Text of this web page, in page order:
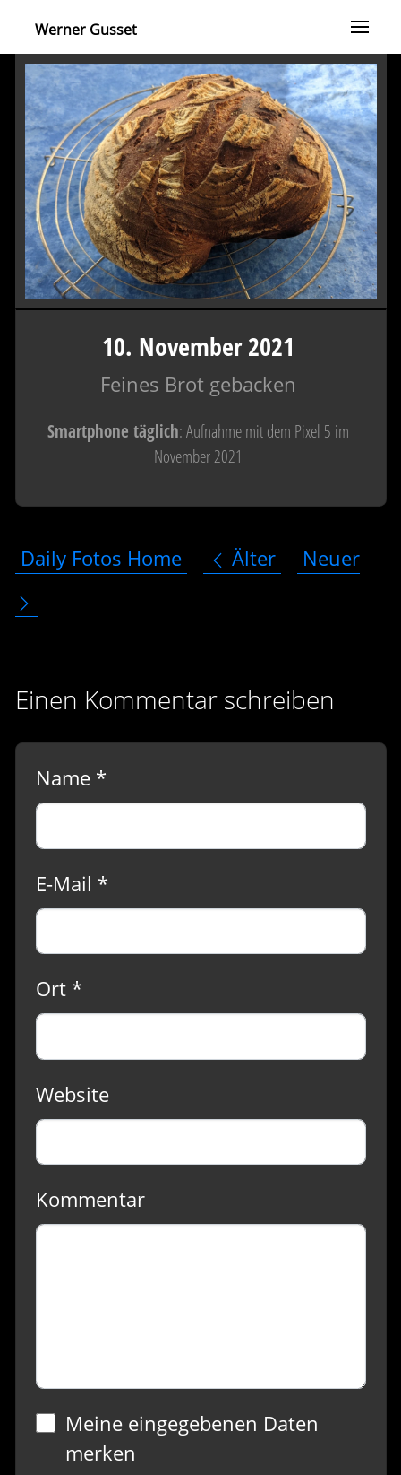
Werner Gusset
10. November 2021
Feines Brot gebacken
Smartphone täglich: Aufnahme mit dem Pixel 5 im
November 2021
Daily Fotos Home Älter Neuer
Einen Kommentar schreiben
Name *
E-Mail *
Ort *
Website
Kommentar
Meine eingegebenen Daten
merken